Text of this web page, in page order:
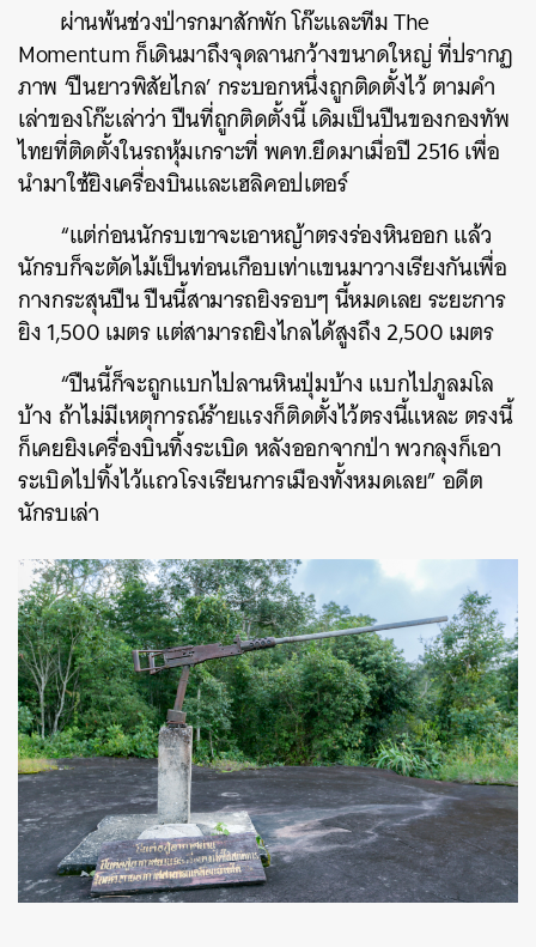
ผ่านพ้นช่วงป่ารกมาสักพัก โก๊ะและทีม The
Momentum ก็เดินมาถึงจุดลานกว้างขนาดใหญ่ ที่ปรากฏ
ภาพ ‘ปืนยาวพิสัยไกล’ กระบอกหนึ่งถูกติดตั้งไว้ ตามคำ
เล่าของโก๊ะเล่าว่า ปืนที่ถูกติดตั้งนี้ เดิมเป็นปืนของกองทัพ
ไทยที่ติดตั้งในรถหุ้มเกราะที่ พคท.ยึดมาเมื่อปี 2516 เพื่อ
นำมาใช้ยิงเครื่องบินและเฮลิคอปเตอร์
“แต่ก่อนนักรบเขาจะเอาหญ้าตรงร่องหินออก แล้ว
นักรบก็จะตัดไม้เป็นท่อนเกือบเท่าแขนมาวางเรียงกันเพื่อ
กางกระสุนปืน ปืนนี้สามารถยิงรอบๆ นี้หมดเลย ระยะการ
ยิง 1,500 เมตร แต่สามารถยิงไกลได้สูงถึง 2,500 เมตร
“ปืนนี้ก็จะถูกแบกไปลานหินปุ่มบ้าง แบกไปภูลมโล
บ้าง ถ้าไม่มีเหตุการณ์ร้ายแรงก็ติดตั้งไว้ตรงนี้แหละ ตรงนี้
ก็เคยยิงเครื่องบินทิ้งระเบิด หลังออกจากป่า พวกลุงก็เอา
ระเบิดไปทิ้งไว้แถวโรงเรียนการเมืองทั้งหมดเลย” อดีต
นักรบเล่า